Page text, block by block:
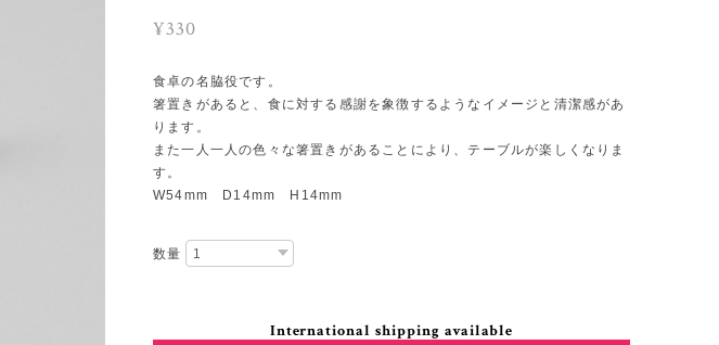
¥330
食卓の名脇役です。
箸置きがあると、食に対する感謝を象徴するようなイメージと清潔感があ
ります。
また一人一人の色々な箸置きがあることにより、テーブルが楽しくなりま
す。
W54mm D14mm H14mm
数量
International shipping available